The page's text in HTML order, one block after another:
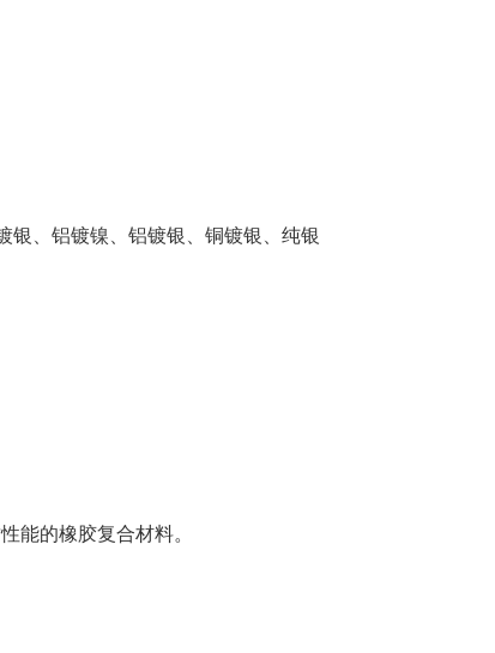
银、铝镀镍、铝镀银、铜镀银、纯银
能的橡胶复合材料。